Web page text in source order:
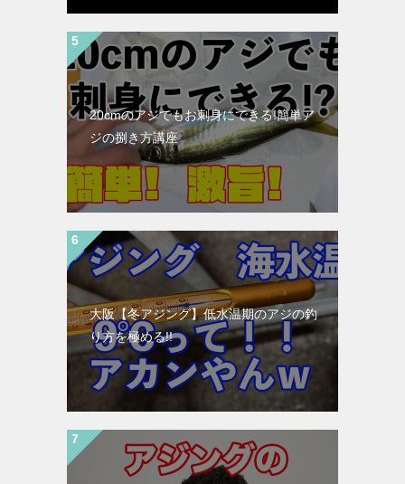
20cmのアジでもお刺身にできる!簡単ア
ジの捌き方講座
大阪【冬アジング】低水温期のアジの釣
り方を極める!!